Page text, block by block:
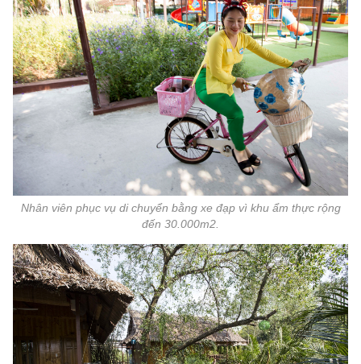
Nhân viên phục vụ di chuyển bằng xe đạp vì khu ẩm thực rộng
đến 30.000m2.